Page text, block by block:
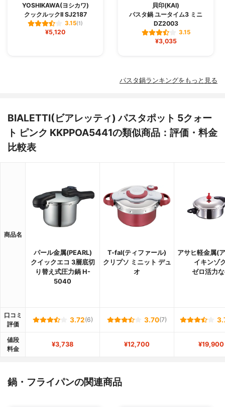
YOSHIKAWA(ヨシカワ)
クックルックII SJ2187
3.15(1)
¥5,120
貝印(KAI)
パスタ鍋 ユータイム3 ミニ
DZ2003
3.15
¥3,035
パスタ鍋ランキングをもっと見る
BIALETTI(ビアレッティ) パスタポット 5クォー
ト ピンク KKPPOA5441の類似商品：評価・料金
比較表
商品名
パール金属(PEARL)
クイックエコ 3層底切
り替え式圧力鍋 H-
5040
T-fal(ティファール)
クリプソ ミニット デュ
オ
アサヒ軽金属(
イキンゾ
ゼロ活力
口コミ
評価
3.72(6) 3.70(7)
値段
料金
¥3,738 ¥12,700 ¥19,900
鍋・フライパンの関連商品